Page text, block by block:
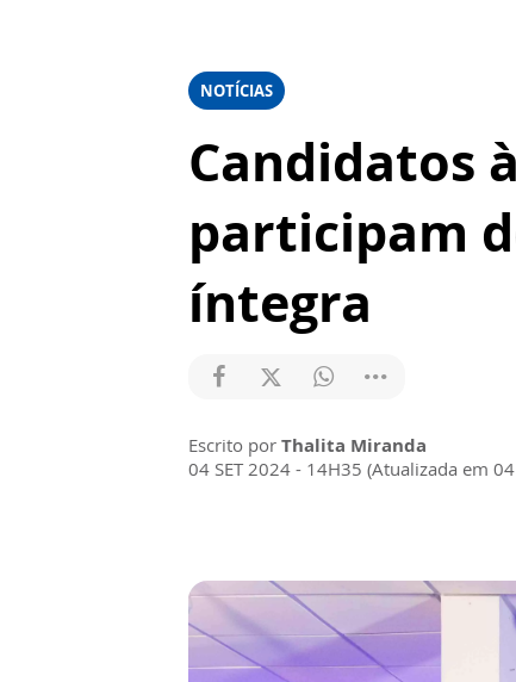
NOTÍCIAS
Candidatos
participam
íntegra
Escrito por Thalita Miranda
04 SET 2024 - 14H35 (Atualizada em